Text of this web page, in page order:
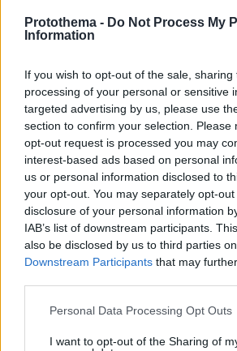
Protothema - Do Not Process My
Information
If you wish to opt-out of the sale,
processing of your personal or sensitive
targeted advertising by us, please use
section to confirm your selection. Please
opt-out request is processed you may
interest-based ads based on personal
us or personal information disclosed to
your opt-out. You may separately opt-
disclosure of your personal information
IAB’s list of downstream participants.
also be disclosed by us to third parties
Downstream Participants that may
Please note that this website/app uses
not limited to your visit or usage
Personal Data Processing Opt Outs
I want to opt-out of the Sharing of
El Niño
08.05.2026, 15:39
ΑΠΑΝΤΗΣΗ
ΠΡΟΣΘΗΚΗ ΣΧΟΛΙΟΥ
EMAIL